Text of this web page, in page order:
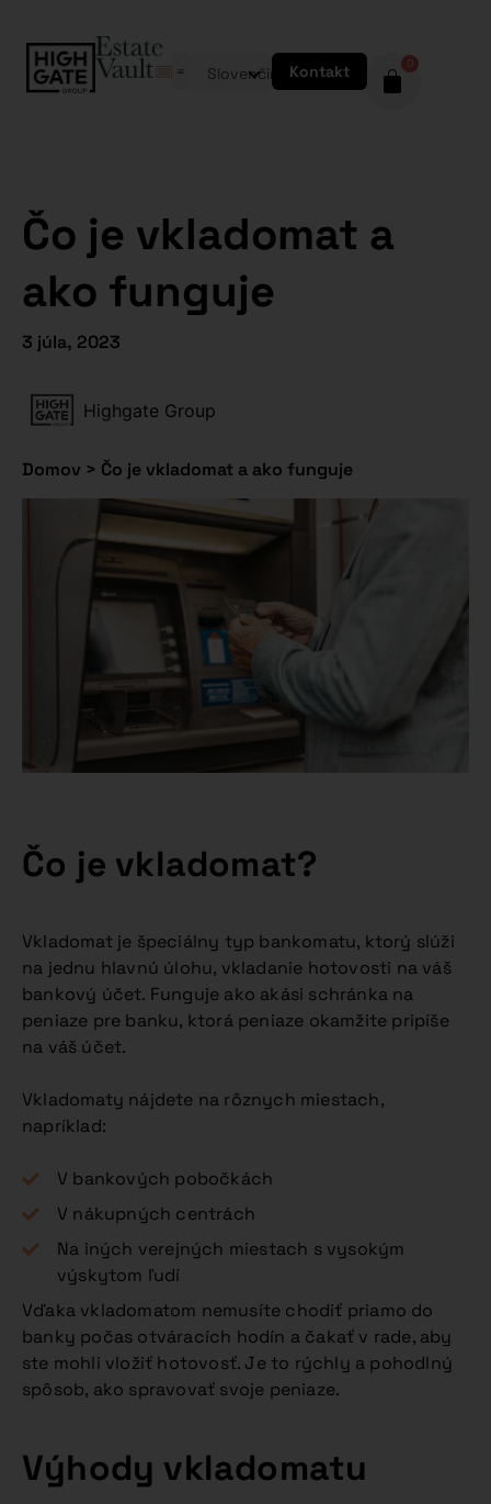
Slovenčina Kontakt 0
Čo je vkladomat a
ako funguje
3 júla, 2023
Highgate Group
Domov > Čo je vkladomat a ako funguje
Čo je vkladomat?
Vkladomat je špeciálny typ bankomatu, ktorý slúži
na jednu hlavnú úlohu, vkladanie hotovosti na váš
bankový účet. Funguje ako akási schránka na
peniaze pre banku, ktorá peniaze okamžite pripíše
na váš účet.
Vkladomaty nájdete na rôznych miestach,
napríklad:
V bankových pobočkách
V nákupných centrách
Na iných verejných miestach s vysokým
výskytom ľudí
Vďaka vkladomatom nemusíte chodiť priamo do
banky počas otváracích hodín a čakať v rade, aby
ste mohli vložiť hotovosť. Je to rýchly a pohodlný
spôsob, ako spravovať svoje peniaze.
Výhody vkladomatu